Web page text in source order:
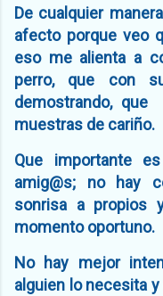
De cualquier
afecto porque veo
eso me alienta a
perro, que con
demostrando,
muestras de cariño.
Que importante
amig@s; no hay
sonrisa a propios
momento oportuno.
No hay mejor
alguien lo necesita